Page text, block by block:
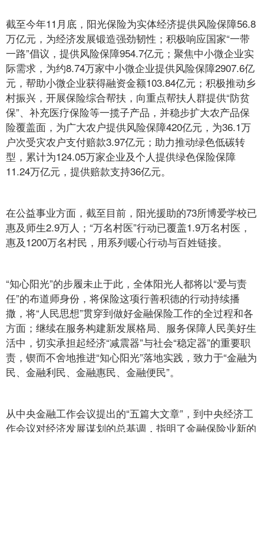
截至今年11月底，阳光保险为实体经济提供风险保障56.8
万亿元，为经济发展锻造强劲韧性；积极响应国家“一带
一路”倡议，提供风险保障954.7亿元；聚焦中小微企业实
际需求，为约8.74万家中小微企业提供风险保障2907.6亿
元，帮助小微企业获得融资金额103.84亿元；积极推动乡
村振兴，开展保险综合帮扶，向重点帮扶人群提供“防贫
保”、补充医疗保险等一揽子产品，并稳步扩大农产品保
险覆盖面，为广大农户提供风险保障420亿元，为36.1万
户次受灾农户支付赔款3.97亿元；助力推动绿色低碳转
型，累计为124.05万家企业及个人提供绿色保险保障
11.24万亿元，提供赔款支持36亿元。
在公益事业方面，截至目前，阳光援助的73所博爱学校已
惠及师生2.9万人；“万名村医”行动已覆盖1.9万名村医，
惠及1200万名村民，用系列暖心行动与百姓链接。
“知心阳光”的步履未止于此，全体阳光人都将以“爱与责
任”的布道师身份，将保险这项行善积德的行动持续播
撒，将“人民思想”贯穿到做好金融保险工作的全过程和各
方面；继续在服务构建新发展格局、服务保障人民美好生
活中，切实承担起经济“减震器”与社会“稳定器”的重要职
责，锲而不舍地推进“知心阳光”落地实践，致力于“金融为
民、金融利民、金融惠民、金融便民”。
从中央金融工作会议提出的“五篇大文章”，到中央经济工
作会议对经济发展谋划的总基调，指明了金融保险业新的